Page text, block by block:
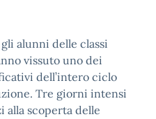
alunni delle classi
vissuto uno dei
dell’intero ciclo
Tre giorni intensi
alla scoperta delle